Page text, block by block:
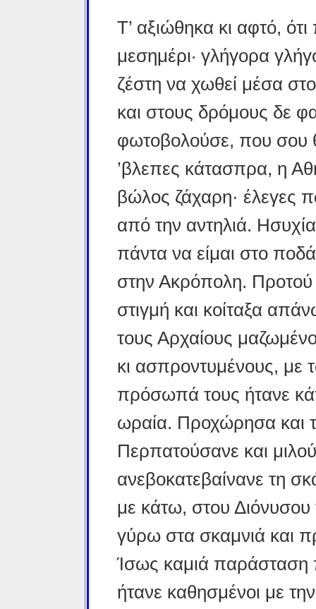
Τ’ αξιώθηκα κι αφτό,
μεσημέρι· γλήγορα
ζέστη να χωθεί μέσα
και στους δρόμους δε
φωτοβολούσε, που σου
’βλεπες κάτασπρα, η
βώλος ζάχαρη· έλεγες
από την αντηλιά.
πάντα να είμαι στο
στην Ακρόπολη.
στιγμή και κοίταξα
τους Αρχαίους
κι ασπροντυμένους, με
πρόσωπά τους ήτανε
ωραία. Προχώρησα και
Περπατούσανε και
ανεβοκατεβαίνανε τη
με κάτω, στου
γύρω στα σκαμνιά και
Ίσως καμιά παράσταση
ήτανε καθησμένοι με